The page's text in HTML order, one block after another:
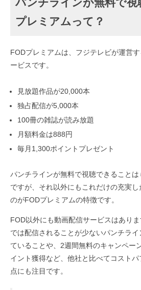
パンチラインが無料で視
プレミアムって？
FODプレミアムは、フジテレビが運営
ービスです。
見放題作品が20,000本
独占配信が5,000本
100冊の雑誌が読み放題
月額料金は888円
毎月1,300ポイントプレゼント
パンチラインが無料で視聴できること
ですが、それ以外にもこれだけの充実
のがFODプレミアムの特徴です。
FOD以外にも動画配信サービスはあり
では配信されることが少ないパンチラ
ていることや、2週間無料のキャンペー
イント獲得など、他社と比べてコスト
点にも注目です。